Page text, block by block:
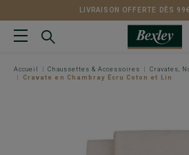
LIVRAISON OFFERTE DÈS
Accueil Chaussettes & Accessoires
Cravates,
Cravate en Chambray Écru Coton et Lin